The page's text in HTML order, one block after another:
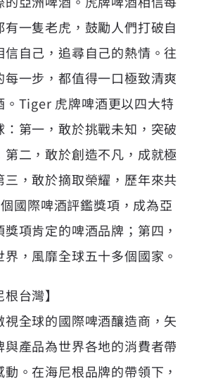
有一隻老虎，鼓勵人們打破自
信自己，追尋自己的熱情。往
每一步，都值得一口極致清爽
。Tiger 虎牌啤酒更以四大特
：第一，敢於挑戰未知，突破
第二，敢於創造不凡，成就極
三，敢於摘取榮耀，歷年來共
國際啤酒評鑑獎項，成為亞
項肯定的啤酒品牌；第四，
，風靡全球五十多個國家。
根台灣】
視全球的國際啤酒釀造商，矢
與產品為世界各地的消費者帶
。在海尼根品牌的帶領下，